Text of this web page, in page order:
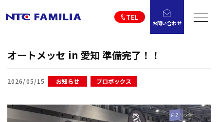
TEL
お問い合わせ
オートメッセ in 愛知 準備完了！！
2026/05/15 お知らせ プロボックス